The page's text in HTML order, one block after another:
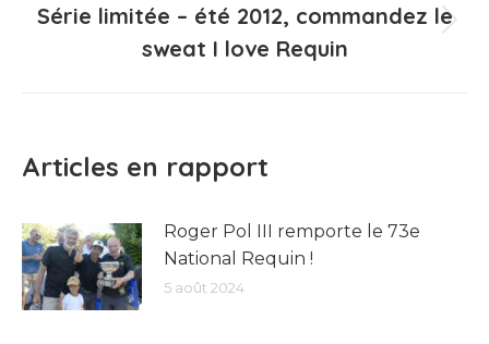
Article
suivant
Série limitée – été 2012, commandez le
sweat I love Requin
Articles en rapport
Roger Pol III remporte le 73e
National Requin !
5 août 2024